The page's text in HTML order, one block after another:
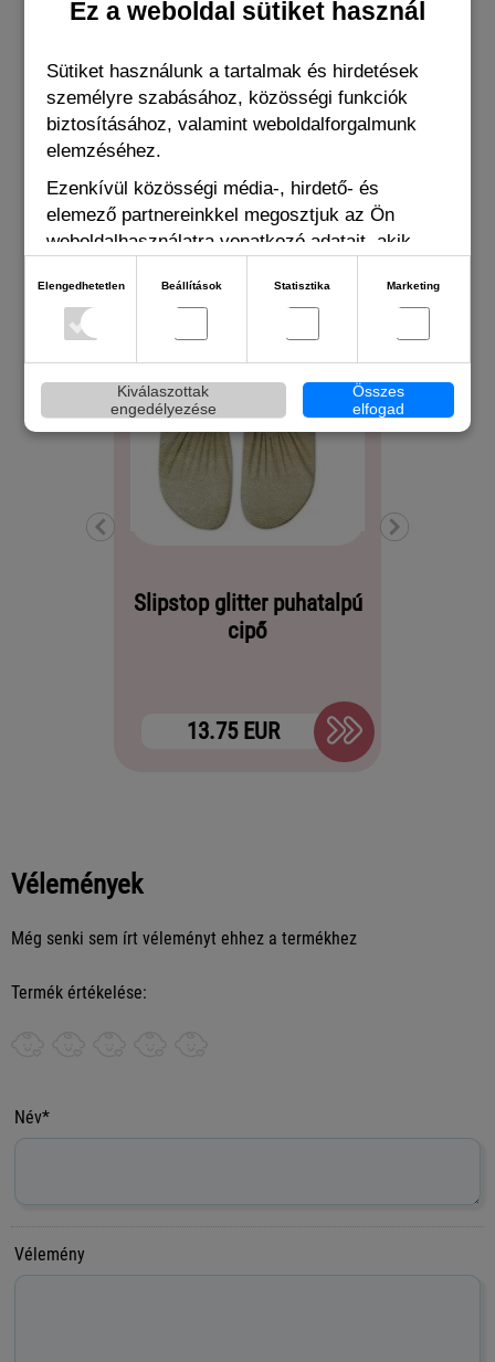
Ez a weboldal sütiket használ
Sütiket használunk a tartalmak és hirdetések
személyre szabásához, közösségi funkciók
biztosításához, valamint weboldalforgalmunk
elemzéséhez.
Ezenkívül közösségi média-, hirdető- és
elemező partnereinkkel megosztjuk az Ön
weboldalhasználatra vonatkozó adatait, akik
amelyeket Ön adott meg számukra vagy az Ön
által használt más szolgáltatásokból gyűjtöttek.
Elengedhetetlen Beállítások Statisztika Marketing
Kiválaszottak
engedélyezése
Összes
elfogad
BUYERS OF THIS PRODUCT ALSO
BOUGHT THE FOLLOWING ITEMS
Slipstop glitter puhatalpú
cipő
13.75 EUR
Vélemények
Még senki sem írt véleményt ehhez a termékhez
Termék értékelése:
Név*
Vélemény